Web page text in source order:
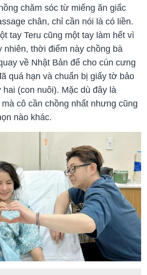
chăm sóc từ miếng ăn giấc
chân, chỉ cần nói là có liền.
tay Teru cũng một tay làm hết vì
nhiên, thời điểm này chồng bà
về Nhật Bản để cho cún cưng
quá hạn và chuẩn bị giấy tờ bảo
hai (con nuôi). Mặc dù đây là
cô cần chồng nhất nhưng cũng
nào khác.